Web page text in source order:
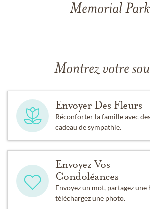
Memorial
Montrez votre
Envoyer Des Fleurs
Réconforter la famille avec
cadeau de sympathie.
Envoyez Vos
Condoléances
Envoyez un mot, partagez
téléchargez une photo.